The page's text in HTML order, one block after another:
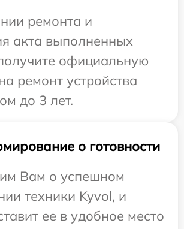
ремонта и
акта выполненных
официальную
ремонт устройства
до 3 лет.
о готовности
Вам о успешном
техники Kyvol, и
ее в удобное место